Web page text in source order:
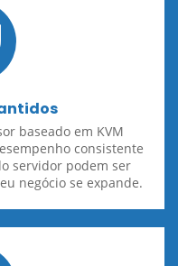
baseado em KVM
consistente
servidor podem ser
negócio se expande.